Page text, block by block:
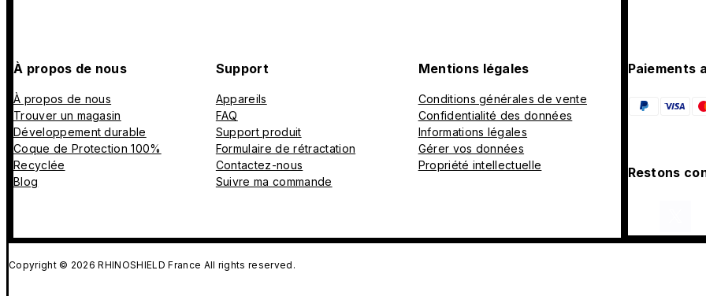
À propos de nous
À propos de nous
Trouver un magasin
Développement durable
Coque de Protection 100%
Recyclée
Blog
Support
Appareils
FAQ
Support produit
Formulaire de rétractation
Contactez-nous
Suivre ma commande
Mentions légales
Conditions générales de vente
Confidentialité des données
Informations légales
Gérer vos données
Propriété intellectuelle
Paiements
Restons
Copyright © 2026 RHINOSHIELD France All rights reserved.